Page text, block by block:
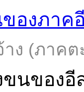
องภาค
าง (ภาคต
ขนของ